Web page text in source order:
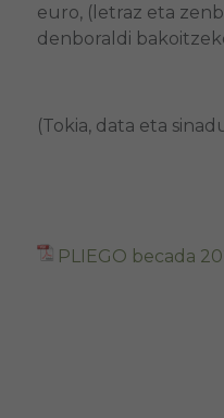
euro, (letraz eta
denboraldi
(Tokia, data eta
PLIEGO becada